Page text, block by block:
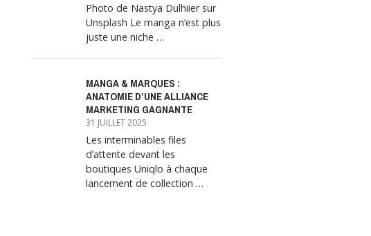
Photo de Nastya Dulhiier sur
Unsplash Le manga n’est plus
juste une niche …
MANGA & MARQUES :
ANATOMIE D’UNE ALLIANCE
MARKETING GAGNANTE
31 JUILLET 2025
Les interminables files
d’attente devant les
boutiques Uniqlo à chaque
lancement de collection …